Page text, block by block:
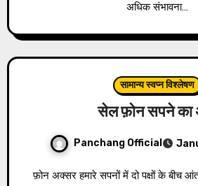
अधिक संभावना…
सामान्य स्वप्न विश्लेषण
सेल फ़ोन सपने का
Panchang Official
फ़ोन अक्सर हमारे सपनों में दो पक्षों के बीच आंतरिक और बाह्य संचार के